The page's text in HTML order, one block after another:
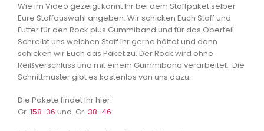
Wie im Video gezeigt könnt Ihr bei dem Stoffpaket selber
Eure Stoffauswahl angeben. Wir schicken Euch Stoff und
Futter für den Rock plus Gummiband und für das Oberteil.
Schreibt uns welchen Stoff Ihr gerne hättet und dann
schicken wir Euch das Paket zu. Der Rock wird ohne
Reißverschluss und mit einem Gummiband verarbeitet. Die
Schnittmuster gibt es kostenlos von uns dazu.
Die Pakete findet Ihr hier:
Gr. 158-36 und Gr. 38-46